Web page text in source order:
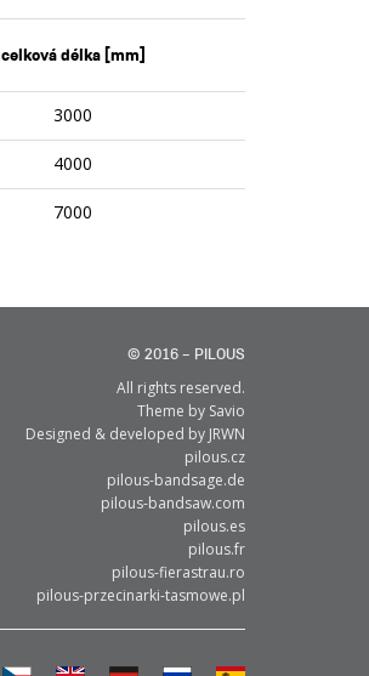
celková délka [mm]
3000
4000
7000
© 2016 – PILOUS
All rights reserved.
Theme by Savio
Designed & developed by JRWN
pilous.cz
pilous-bandsage.de
pilous-bandsaw.com
pilous.es
pilous.fr
pilous-fierastrau.ro
pilous-przecinarki-tasmowe.pl